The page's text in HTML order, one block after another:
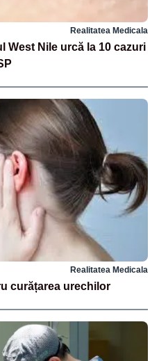
Realitatea Medicala
West Nile urcă la 10 cazuri
Realitatea Medicala
curățarea urechilor